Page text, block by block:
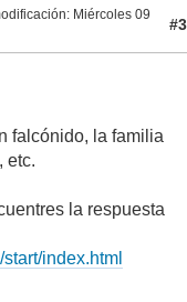
: Miércoles 09
#3
falcónido, la familia
etc.
la respuesta
index.html